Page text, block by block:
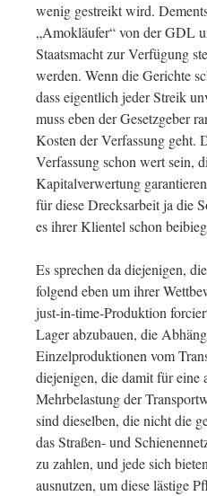
wenig gestreikt wird.
„Amokläufer“ von der GDL
Staatsmacht zur Verfügung
werden. Wenn die Gerichte
dass eigentlich jeder Streik
muss eben der Gesetzgeber
Kosten der Verfassung geht.
Verfassung schon wert sein,
Kapitalverwertung
für diese Drecksarbeit ja die
es ihrer Klientel schon
Es sprechen da diejenigen,
folgend eben um ihrer
just-in-time-Produktion
Lager abzubauen, die
Einzelproduktionen vom
diejenigen, die damit für eine
Mehrbelastung der
sind dieselben, die nicht die
das Straßen- und
zu zahlen, und jede sich
ausnutzen, um diese lästige